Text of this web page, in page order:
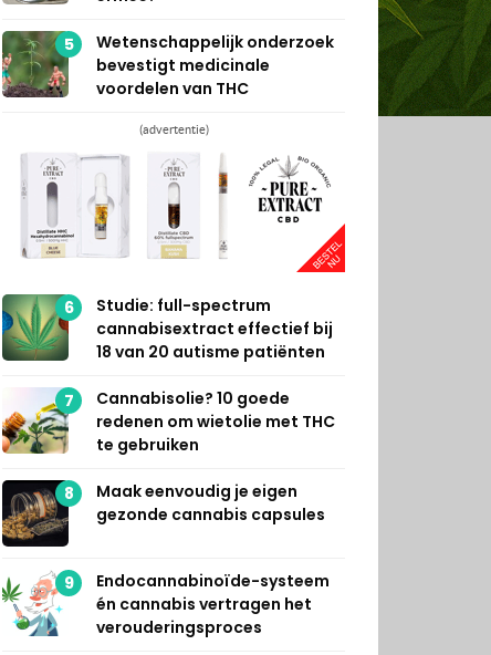
5
Wetenschappelijk onderzoek
bevestigt medicinale
voordelen van THC
(advertentie)
6
Studie: full-spectrum
cannabisextract effectief bij
18 van 20 autisme patiënten
7
Cannabisolie? 10 goede
redenen om wietolie met THC
te gebruiken
8
Maak eenvoudig je eigen
gezonde cannabis capsules
9
Endocannabinoïde-systeem
én cannabis vertragen het
verouderingsproces